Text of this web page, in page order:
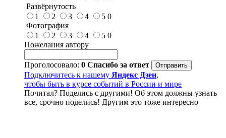
Развёрнутость
1
2 3 4 5 0
Фотография
1
2 3 4 5 0
Пожелания автору
Проголосовало: 0 Спасибо за ответ
Подключитесь к нашему Яндекс Дзен,
чтобы быть в курсе событий в России и мире
Почитал? Поделись с другими! Об этом должны узнать
все, срочно поделись! Другим это тоже интересно